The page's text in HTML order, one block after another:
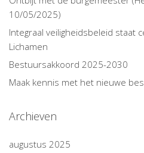
10/05/2025)
Integraal veiligheidsbeleid staat
Lichamen
Bestuursakkoord 2025-2030
Maak kennis met het nieuwe
Archieven
augustus 2025